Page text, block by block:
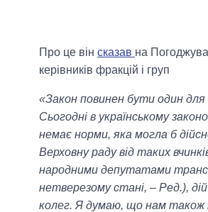
Про це він сказав на
керівників фракцій і груп
«Закон повинен бути один для
Сьогодні в українському
немає норми, яка могла б
Верховну раду від таких
народними депутатами
нетверезому стані, – Ред.),
колег. Я думаю, що нам також